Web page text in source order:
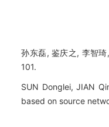
孙东磊, 鉴庆之, 李智
101.
SUN Donglei, JIAN
based on source